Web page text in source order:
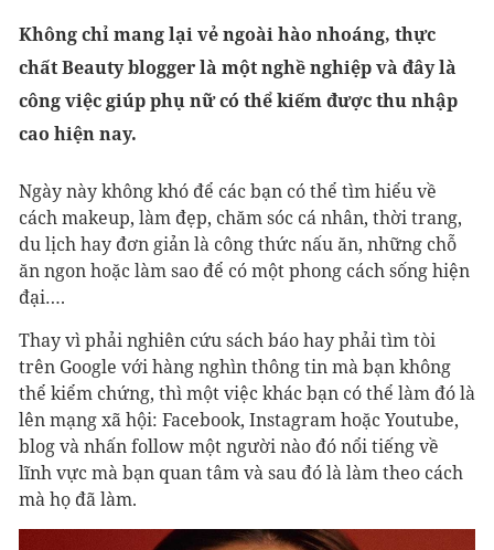
Không chỉ mang lại vẻ ngoài hào nhoáng, thực
chất Beauty blogger là một nghề nghiệp và đây là
công việc giúp phụ nữ có thể kiếm được thu nhập
cao hiện nay.
Ngày này không khó để các bạn có thể tìm hiểu về
cách makeup, làm đẹp, chăm sóc cá nhân, thời trang,
du lịch hay đơn giản là công thức nấu ăn, những chỗ
ăn ngon hoặc làm sao để có một phong cách sống hiện
đại….
Thay vì phải nghiên cứu sách báo hay phải tìm tòi
trên Google với hàng nghìn thông tin mà bạn không
thể kiểm chứng, thì một việc khác bạn có thể làm đó là
lên mạng xã hội: Facebook, Instagram hoặc Youtube,
blog và nhấn follow một người nào đó nổi tiếng về
lĩnh vực mà bạn quan tâm và sau đó là làm theo cách
mà họ đã làm.